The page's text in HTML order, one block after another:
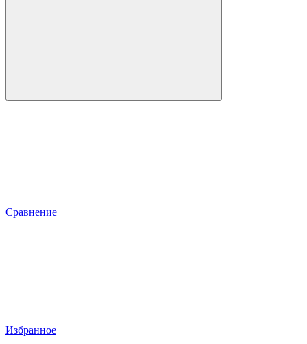
Сравнение
Избранное